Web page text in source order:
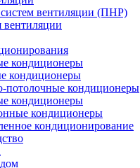
вентиляции (ПНР)
вентиляции
кондиционеры
кондиционеры
потолочные кондиционеры
кондиционеры
кондиционеры
кондиционирование